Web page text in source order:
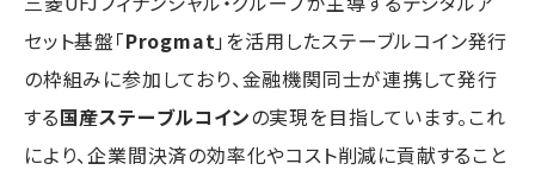
セット基盤「Progmat」を活用したステーブルコイン発行
の枠組みに参加しており、金融機関同士が連携して発行
する国産ステーブルコインの実現を目指しています。これ
により、企業間決済の効率化やコスト削減に貢献すること